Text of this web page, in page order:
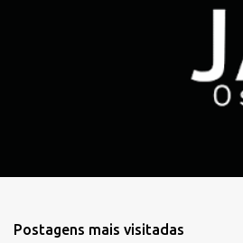
Postagens mais visitadas